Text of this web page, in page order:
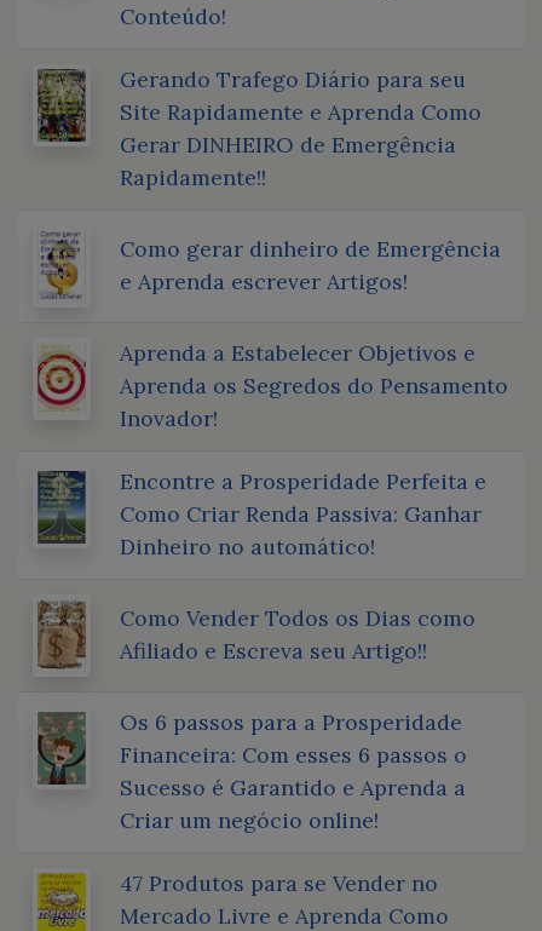
Conteúdo!
Gerando Trafego Diário para seu
Site Rapidamente e Aprenda Como
Gerar DINHEIRO de Emergência
Rapidamente!!
Como gerar dinheiro de Emergência
e Aprenda escrever Artigos!
Aprenda a Estabelecer Objetivos e
Aprenda os Segredos do Pensamento
Inovador!
Encontre a Prosperidade Perfeita e
Como Criar Renda Passiva: Ganhar
Dinheiro no automático!
Como Vender Todos os Dias como
Afiliado e Escreva seu Artigo!!
Os 6 passos para a Prosperidade
Financeira: Com esses 6 passos o
Sucesso é Garantido e Aprenda a
Criar um negócio online!
47 Produtos para se Vender no
Mercado Livre e Aprenda Como